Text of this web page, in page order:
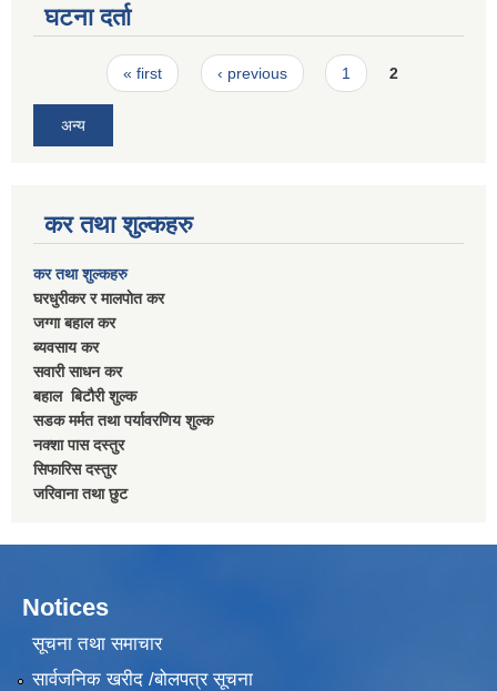
घटना दर्ता
Pages« first ‹ previous 1 2
अन्य
कर तथा शुल्कहरु
कर तथा शुल्कहरु
घरधुरीकर र मालपाेत कर
जग्गा बहाल कर
ब्यवसाय कर
सवारी साधन कर
बहाल बिटाैरी शुल्क
सडक मर्मत तथा पर्यावरणिय शुल्क
नक्शा पास दस्तुर
सिफारिस दस्तुर
जरिवाना तथा छुट
Notices
सूचना तथा समाचार
सार्वजनिक खरीद /बोलपत्र सूचना